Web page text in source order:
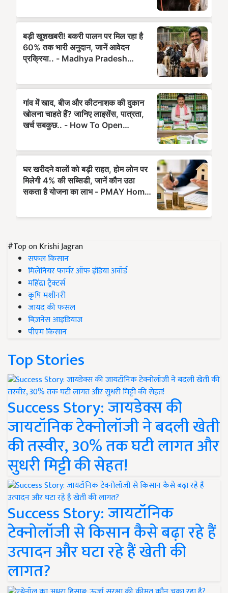
#Top on Krishi Jagran
सफल किसान
मिलेनियर फार्मर ऑफ इंडिया अवॉर्ड
महिंद्रा ट्रैक्टर्स
कृषि मशीनरी
जायद की फसल
बिज़नेस आइडियाज
पीएम किसान
Top Stories
Success Story: जायडेक्स की
जायटॉनिक टेक्नोलॉजी ने बदली खेती
की तस्वीर, 30% तक घटी लागत और
सुधरी मिट्टी की सेहत!
Success Story: जायटॉनिक
टेक्नोलॉजी से किसान कैसे बढ़ा रहे हैं
उत्पादन और घटा रहे हैं खेती की
लागत?